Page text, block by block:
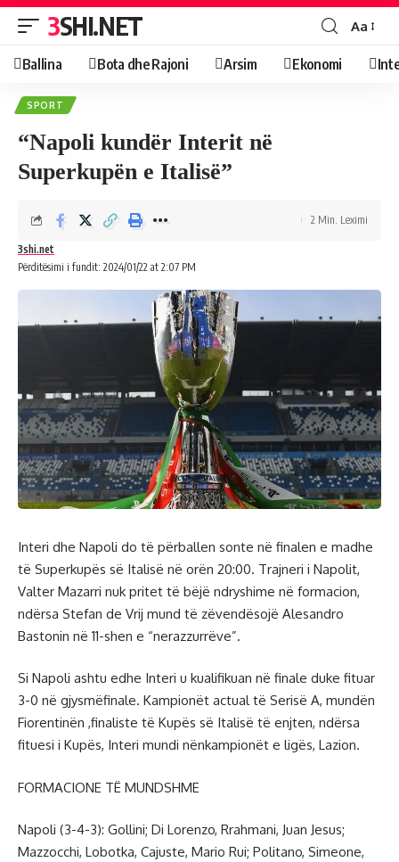
3SHI.NET Aa
Ballina Bota dhe Rajoni Arsim Ekonomi
SPORT
“Napoli kundër Interit në
Superkupën e Italisë”
Përditësimi i fundit: 2024/01/22 at 2:07 PM
3shi.net
2 Min. Leximi
Interi dhe Napoli do të përballen sonte në finalen e madhe
të Superkupës së Italisë në orën 20:00. Trajneri i Napolit,
Valter Mazarri nuk pritet të bëjë ndryshime në formacion,
ndërsa Stefan de Vrij mund të zëvendësojë Alesandro
Bastonin në 11-shen e “nerazzurrëve”.
Si Napoli ashtu edhe Interi u kualifikuan në finale duke fituar
3-0 në gjysmëfinale. Kampionët actual të Serisë A, mundën
Fiorentinën ,finaliste të Kupës së Italisë të enjten, ndërsa
fituesi i Kupës, Interi mundi nënkampionët e ligës, Lazion.
FORMACIONE TË MUNDSHME
Napoli (3-4-3): Gollini; Di Lorenzo, Rrahmani, Juan Jesus;
Mazzocchi, Lobotka, Cajuste, Mario Rui; Politano, Simeone,